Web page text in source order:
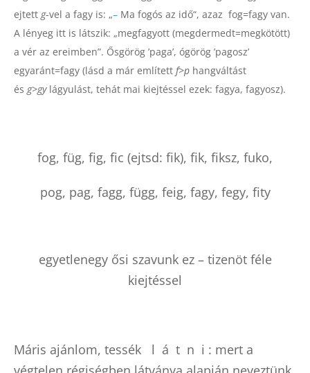
ejtett g-vel a fagy is: „– Ma fogós az idő“, azaz fog=fagy van.
A lényeg itt is látszik: „megfagyott (megdermedt=megkötött)
a vér az ereimben”. Ősgörög ’paga’, ógörög ’pagosz’
egyaránt=fagy (lásd a már említett f>p hangváltást
és g>gy lágyulást, tehát mai kiejtéssel ezek: fagya, fagyosz).
fog, füg, fig, fic (ejtsd: fik), fik, fiksz, fuko,
pog, pag, fagg, függ, feig, fagy, fegy, fity
egyetlenegy ősi szavunk ez – tizenöt féle
kiejtéssel
Máris ajánlom, tessék l á t n i : mert a